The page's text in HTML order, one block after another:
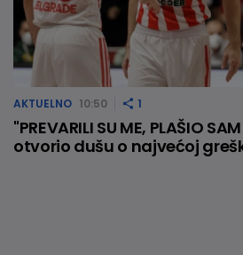
AKTUELNO 10:50 1
"PREVARILI SU ME, PLAŠIO
otvorio dušu o najvećoj